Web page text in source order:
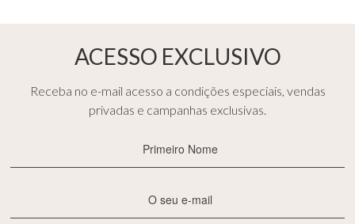
ACESSO EXCLUSIVO
Receba no e-mail acesso a condições especiais, vendas
privadas e campanhas exclusivas.
Nome
mail